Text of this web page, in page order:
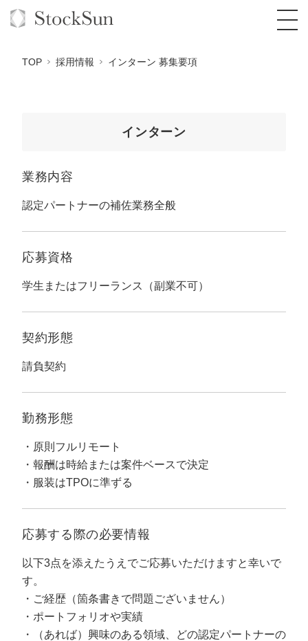
社内コンペ
クレーム窓口
ん』
定額制営業代行『カリトルくん』
定額制採用代行・RPO『トルトルくん』
ん』
定額LINE運用代行『LINEマキトルくん』
オリジナルサービス
拡散付1日密着動画制作『まるごと社長』
1本無料で記事を制作『SEOトライアル』
定額制LP制作・改善『最強LP』
採用YouTubeチャンネル構築『トリトル』
お役立ち資料
料金表
オンラインサロン
道場TOP
動画編集
エンジニア
広告運用
YouTubeディレクター
年収エージェント
会社概要・役員紹介
ミッション・ビジョン・バリュー
認定パートナー
営業
インターン
正社員
マーケマネージャー
TOP 採用情報 インターン 募集要項
インターン
業務内容
認定パートナーの補佐業務全般
応募資格
学生またはフリーランス（副業不可）
契約形態
請負契約
勤務形態
原則フルリモート
報酬は時給または案件ベースで決定
服装はTPOに準ずる
応募する際の必要情報
以下3点を添えたうえでご応募いただけますと幸いで
す。
ご経歴（箇条書きで問題ございません）
ポートフォリオや実績
（あれば）興味のある領域、どの認定パートナーの